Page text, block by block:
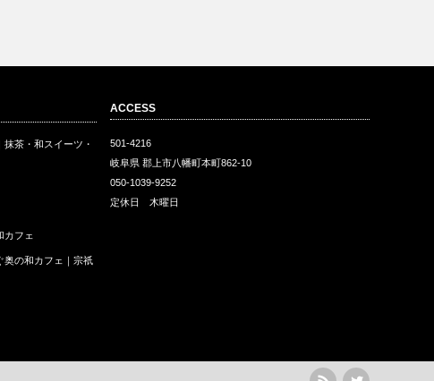
茶・和スイーツ・
フェ
奥の和カフェ｜宗祇
ACCESS
501-4216
岐阜県 郡上市八幡町本町862-10
050-1039-9252
定休日 木曜日